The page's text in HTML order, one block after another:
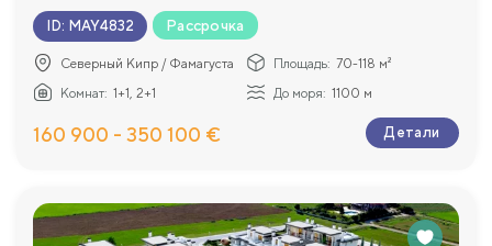
ID: MAY4832 Рассрочка
Северный Кипр / Фамагуста Площадь: 70-118 м²
Комнат: 1+1, 2+1 До моря: 1100 м
160 900 - 350 100 € Детали